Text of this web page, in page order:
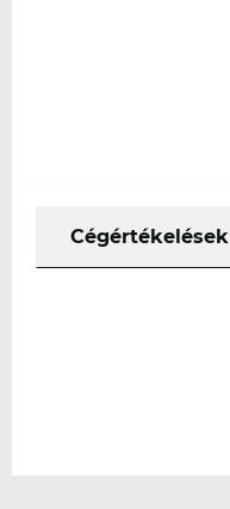
Cégértékelések